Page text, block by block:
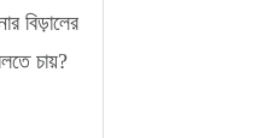
বিড়ালের
চায়?